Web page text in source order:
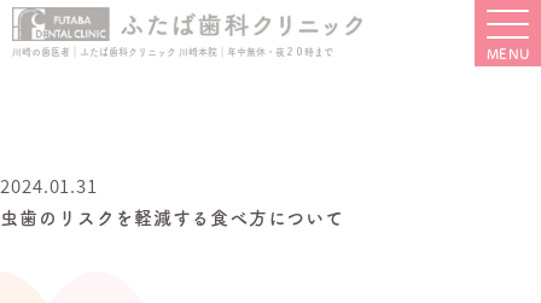
川崎の歯医者｜ふたば歯科クリニック 川崎本院｜年中無休・夜２０時まで
2024.01.31
虫歯のリスクを軽減する食べ方について